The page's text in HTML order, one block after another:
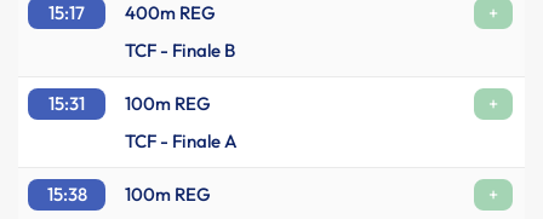
15:17 400m REG
+
TCF - Finale B
15:31 100m REG
+
TCF - Finale A
15:38 100m REG
+